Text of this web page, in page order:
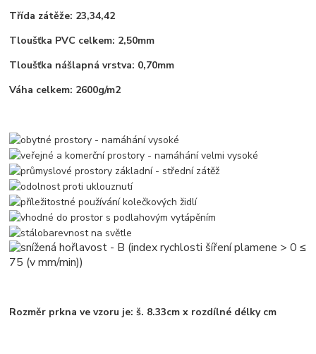
Třída zátěže: 23,34,42
Tloušťka PVC celkem: 2,50mm
Tloušťka nášlapná vrstva: 0,70mm
Váha celkem: 2600g/m2
Rozměr prkna ve vzoru je: š. 8.33cm x rozdílné délky cm